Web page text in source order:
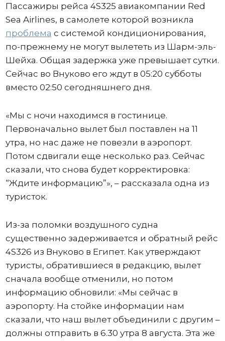
Пассажиры рейса 4S325 авиакомпании Red
Sea Airlines, в самолете которой возникла
проблема с системой кондиционирования,
по-прежнему не могут вылететь из Шарм-эль-
Шейха. Общая задержка уже превышает сутки.
Сейчас во Внуково его ждут в 05:20 субботы
вместо 02:50 сегодняшнего дня.
«Мы с ночи находимся в гостинице.
Первоначально вылет был поставлен на 11
утра, но нас даже не повезли в аэропорт.
Потом сдвигали еще несколько раз. Сейчас
сказали, что снова будет корректировка:
“Ждите информацию”», – рассказала одна из
туристок.
Из-за поломки воздушного судна
существенно задерживается и обратный рейс
4S326 из Внуково в Египет. Как утверждают
туристы, обратившиеся в редакцию, вылет
сначала вообще отменили, но потом
информацию обновили: «Мы сейчас в
аэропорту. На стойке информации нам
сказали, что наш вылет объединили с другим –
должны отправить в 6.30 утра 8 августа. Эта же